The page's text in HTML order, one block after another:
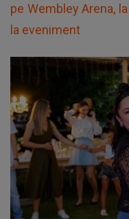
pe Wembley Arena,
la eveniment